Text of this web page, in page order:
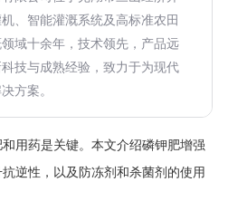
、智能灌溉系统及高标准农田
域十余年，技术领先，产品远
技与成熟经验，致力于为现代
方案。
用药是关键。本文介绍磷钾肥增强
逆性，以及防冻剂和杀菌剂的使用